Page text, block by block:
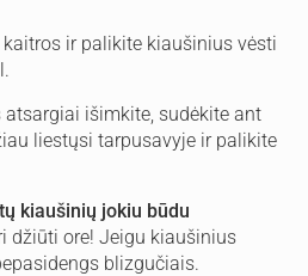
ir palikite kiaušinius vėsti
atsargiai išimkite, sudėkite ant
liestųsi tarpusavyje ir palikite
kiaušinių jokiu būdu
džiūti ore! Jeigu kiaušinius
blizgučiais.